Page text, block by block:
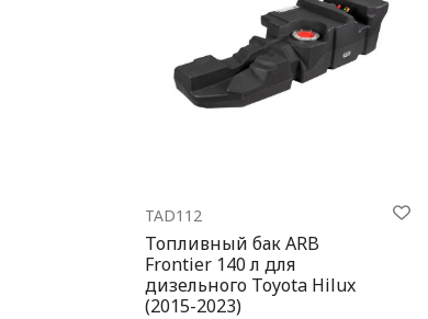
TAD112
Топливный бак ARB
Frontier 140 л для
дизельного Toyota Hilux
(2015-2023)